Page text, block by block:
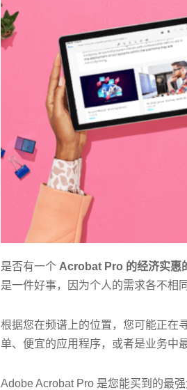
是否有一个 Acrobat Pro 的经济实惠
是一件好事，因为个人的需求各不相同
根据您在频谱上的位置，您可能正在
单、便宜的应用程序，或者是业务中
Adobe Acrobat Pro 是您能买到的最